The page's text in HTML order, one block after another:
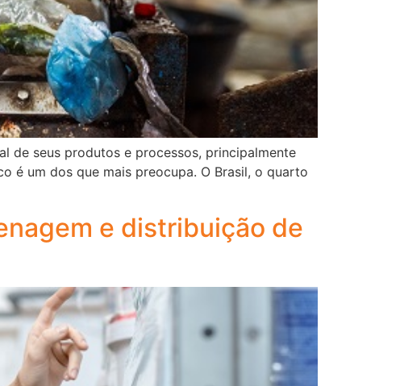
de seus produtos e processos, principalmente
é um dos que mais preocupa. O Brasil, o quarto
e distribuição de